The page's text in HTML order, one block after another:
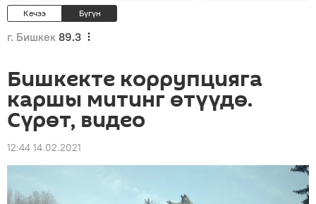
Кечээ Бүгүн
г. Бишкек 89.3
Бишкекте коррупцияга
каршы митинг өтүүдө.
Сүрөт, видео
12:44 14.02.2021